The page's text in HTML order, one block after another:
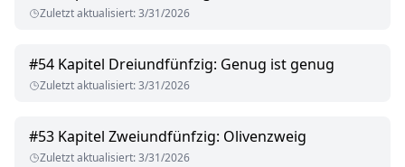
Zuletzt aktualisiert:3/31/2026
#54 Kapitel Dreiundfünfzig: Genug ist genug
Zuletzt aktualisiert:3/31/2026
#53 Kapitel Zweiundfünfzig: Olivenzweig
Zuletzt aktualisiert:3/31/2026